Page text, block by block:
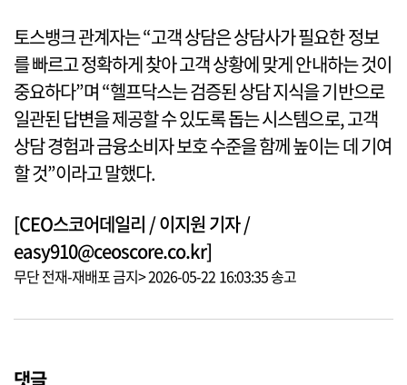
토스뱅크 관계자는 “고객 상담은 상담사가 필요한 정보
를 빠르고 정확하게 찾아 고객 상황에 맞게 안내하는 것이
중요하다”며 “헬프닥스는 검증된 상담 지식을 기반으로
일관된 답변을 제공할 수 있도록 돕는 시스템으로, 고객
상담 경험과 금융소비자 보호 수준을 함께 높이는 데 기여
할 것”이라고 말했다.
[CEO스코어데일리 / 이지원 기자 /
easy910@ceoscore.co.kr]
무단 전재-재배포 금지> 2026-05-22 16:03:35 송고
댓글